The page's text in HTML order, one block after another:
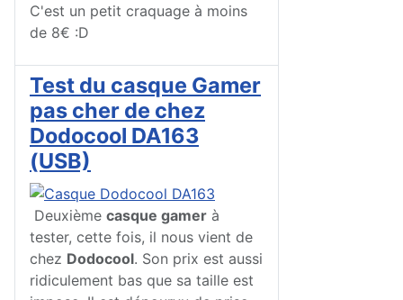
C'est un petit craquage à moins
de 8€ :D
Test du casque Gamer
pas cher de chez
Dodocool DA163
(USB)
Deuxième casque gamer à
tester, cette fois, il nous vient de
chez Dodocool. Son prix est aussi
ridiculement bas que sa taille est